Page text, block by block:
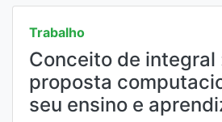
Trabalho
Conceito de integral
proposta
seu ensino e